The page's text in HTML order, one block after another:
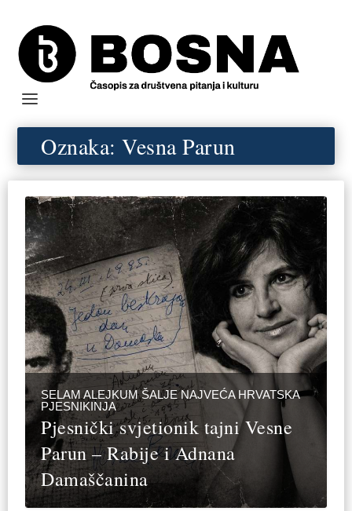
Oznaka:Vesna Parun
SELAM ALEJKUM ŠALJE NAJVEĆA HRVATSKA
PJESNIKINJA
Pjesnički svjetionik tajni Vesne
Parun – Rabije i Adnana
Damaščanina